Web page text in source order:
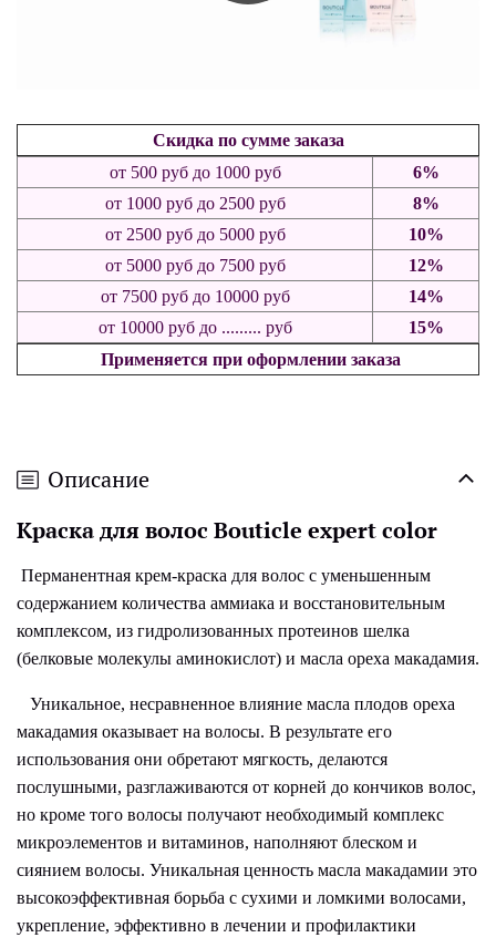
Скидка по сумме заказа
от 500 рубдо 1000 руб
6%
от 1000 рубдо 2500 руб
8%
от 2500 руб до 5000 руб
10%
от 5000 руб до 7500 руб
12%
от 7500 руб до 10000 руб
14%
от 10000 руб до ......... руб
15%
Применяется при оформлении заказа
Описание
Краска для волос Bouticle expert color
Перманентная крем-краска для волос с уменьшенным
содержанием количества аммиака и восстановительным
комплексом, из гидролизованных протеинов шелка
(белковые молекулы аминокислот) и масла ореха макадамия.
Уникальное, несравненное влияние масла плодов ореха
макадамия оказывает на волосы. В результате его
использования они обретают мягкость, делаются
послушными, разглаживаются от корней до кончиков волос,
но кроме того волосы получают необходимый комплекс
микроэлементов и витаминов, наполняют блеском и
сиянием волосы. Уникальная ценность масла макадамии это
высокоэффективная борьба с сухими и ломкими волосами,
укрепление, эффективно в лечении и профилактики